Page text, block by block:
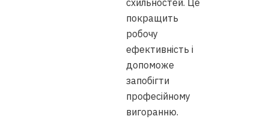
покращить
робочу
ефективність і
допоможе
запобігти
професійному
вигоранню.